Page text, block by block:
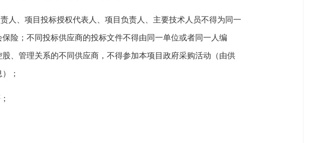
人、项目投标授权代表人、项目负责人、主要技术人员不得为同一
险；不同投标供应商的投标文件不得由同一单位或者同一人编
、管理关系的不同供应商，不得参加本项目政府采购活动（由供
；